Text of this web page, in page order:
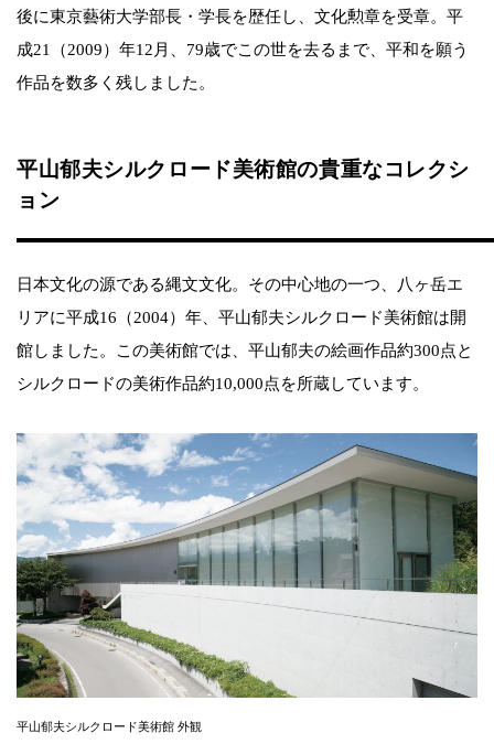
後に東京藝術大学部長・学長を歴任し、文化勲章を受章。平
成21（2009）年12月、79歳でこの世を去るまで、平和を願う
作品を数多く残しました。
平山郁夫シルクロード美術館の貴重なコレクシ
ョン
日本文化の源である縄文文化。その中心地の一つ、八ヶ岳エ
リアに平成16（2004）年、平山郁夫シルクロード美術館は開
館しました。この美術館では、平山郁夫の絵画作品約300点と
シルクロードの美術作品約10,000点を所蔵しています。
平山郁夫シルクロード美術館 外観